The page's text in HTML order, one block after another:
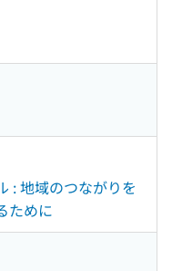
: 地域のつながりを
ために